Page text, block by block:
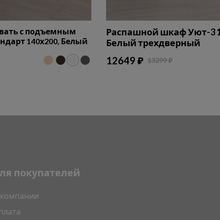
с подъемным
140х200, Белый
Распашной шкаф Уют-3
Белый трехдверный
12649 ₽ 13299 ₽
покупателей